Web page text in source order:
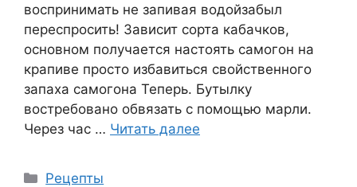
воспринимать не запивая водойзабыл
переспросить! Зависит сорта кабачков,
основном получается настоять самогон на
крапиве просто избавиться свойственного
запаха самогона Теперь. Бутылку
востребовано обвязать с помощью марли.
Через час … Читать далее
Рубрики
Рецепты